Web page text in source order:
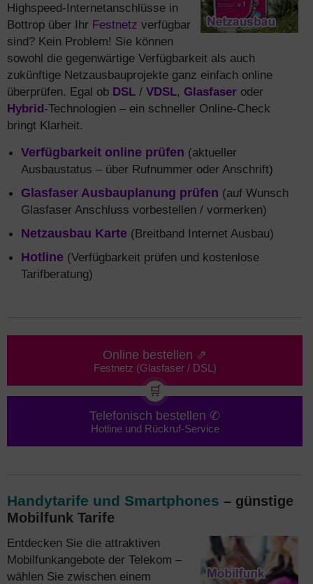
Highspeed-Internetanschlüsse in
Bottrop über Ihr Festnetz verfügbar
sind? Kein Problem! Sie können
sowohl die gegenwärtige Verfügbarkeit als auch
zukünftige Netzausbauprojekte ganz einfach online
überprüfen. Egal ob DSL / VDSL, Glasfaser oder
Hybrid-Technologien – ein schneller Online-Check
bringt Klarheit.
Verfügbarkeit online prüfen (aktueller
Ausbaustatus – über Rufnummer oder Anschrift)
Glasfaser Ausbauplanung prüfen (auf Wunsch
Glasfaser Anschluss vorbestellen / vormerken)
Netzausbau Karte (Breitband Internet Ausbau)
Hotline (Verfügbarkeit prüfen und kostenlose
Tarifberatung)
Online bestellen ⇗
Festnetz (Glasfaser / DSL)
🛒
Telefonisch bestellen ✆
Hotline und Rückruf-Service
Handytarife und Smartphones – günstige
Mobilfunk Tarife
Entdecken Sie die attraktiven
Mobilfunkangebote der Telekom –
wählen Sie zwischen einem